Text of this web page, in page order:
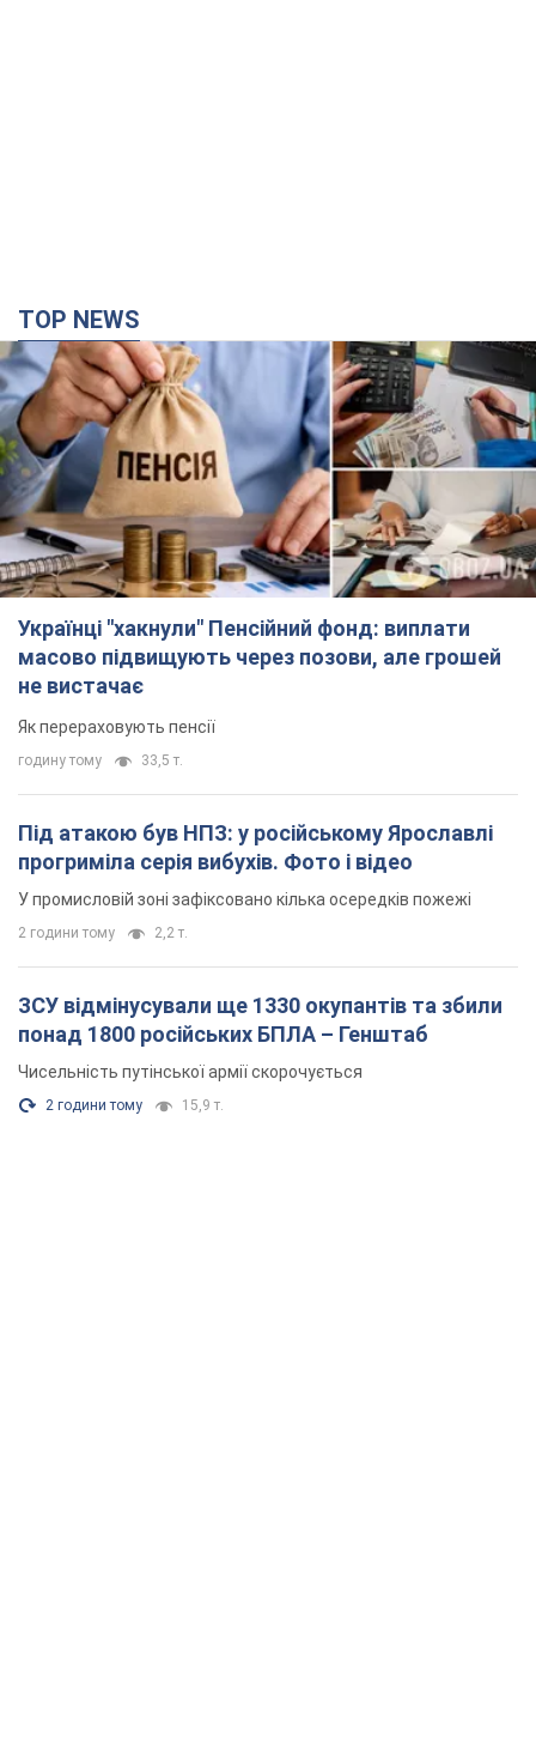
TOP NEWS
Українці "хакнули" Пенсійний фонд: виплати
масово підвищують через позови, але грошей
не вистачає
Як перераховують пенсії
годину тому 33,5 т.
Під атакою був НПЗ: у російському Ярославлі
прогриміла серія вибухів. Фото і відео
У промисловій зоні зафіксовано кілька осередків пожежі
2 години тому 2,2 т.
ЗСУ відмінусували ще 1330 окупантів та збили
понад 1800 російських БПЛА – Генштаб
Чисельність путінської армії скорочується
2 години тому 15,9 т.